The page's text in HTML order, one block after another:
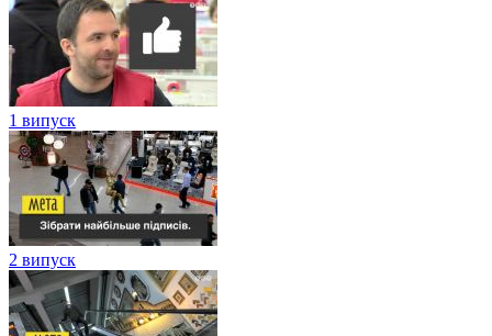
1 випуск
2 випуск